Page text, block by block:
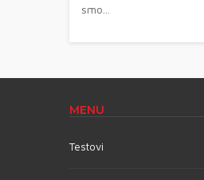
smo...
MENU
Testovi